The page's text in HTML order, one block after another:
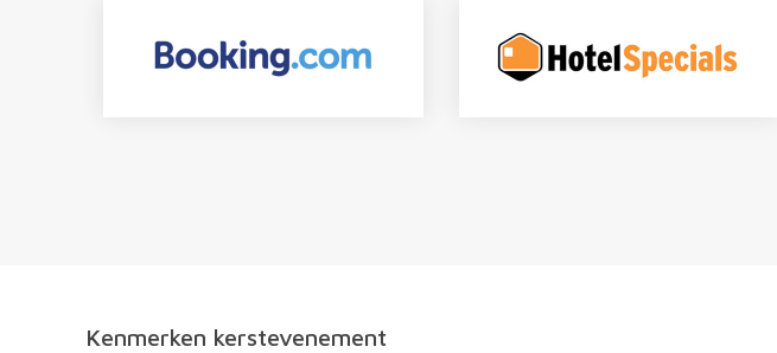
Kenmerken kerstevenement